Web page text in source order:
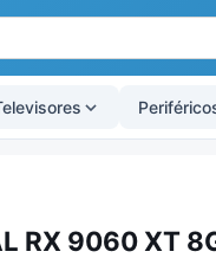
RX 9060 XT